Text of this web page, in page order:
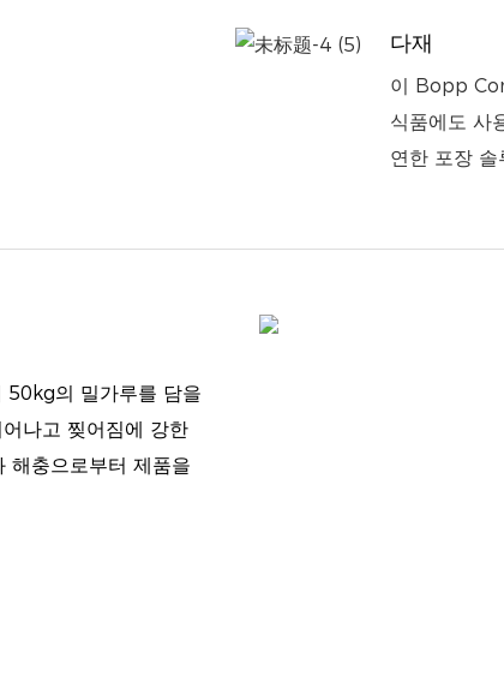
다재
이 Bopp
식품에도 사
연한 포장 솔
의 밀가루를 담을
나고 찢어짐에 강한
해충으로부터 제품을